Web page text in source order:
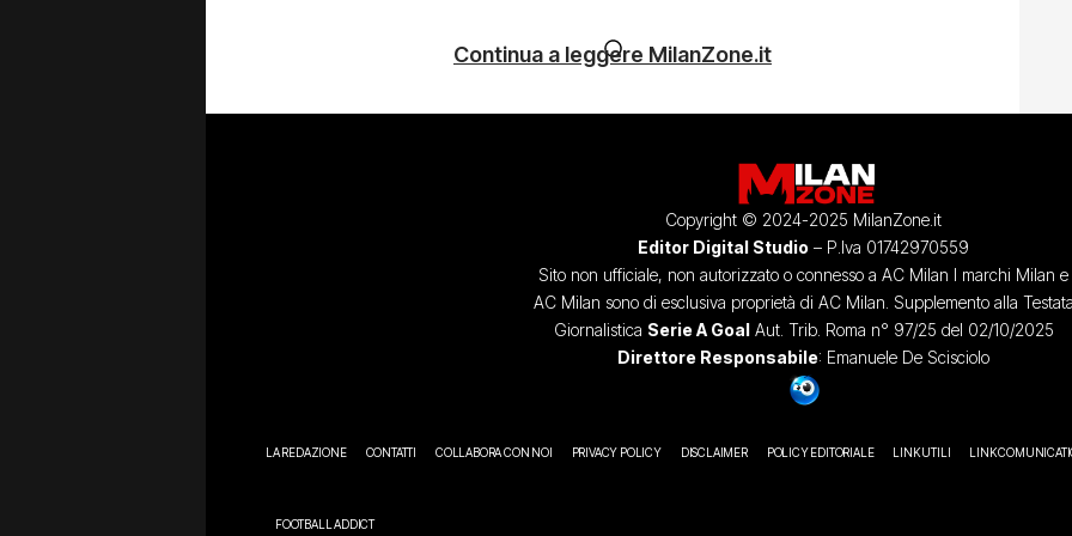
Continua a leggere MilanZone.it
Copyright © 2024-2025 MilanZone.it
Editor Digital Studio – P.Iva 01742970559
Sito non ufficiale, non autorizzato o connesso a AC Milan I marchi Milan e
AC Milan sono di esclusiva proprietà di AC Milan. Supplemento alla Testata
Giornalistica Serie A GoalAut. Trib. Roma n° 97/25 del 02/10/2025
Direttore Responsabile: Emanuele De Scisciolo
LA REDAZIONE CONTATTI COLLABORA CON NOI PRIVACY POLICY DISCLAIMER POLICY EDITORIALE LINK UTILI LINK
FOOTBALL ADDICT